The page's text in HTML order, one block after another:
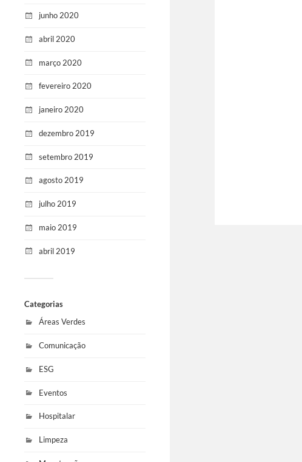
junho 2020
abril 2020
março 2020
fevereiro 2020
janeiro 2020
dezembro 2019
setembro 2019
agosto 2019
julho 2019
maio 2019
abril 2019
Categorias
Áreas Verdes
Comunicação
ESG
Eventos
Hospitalar
Limpeza